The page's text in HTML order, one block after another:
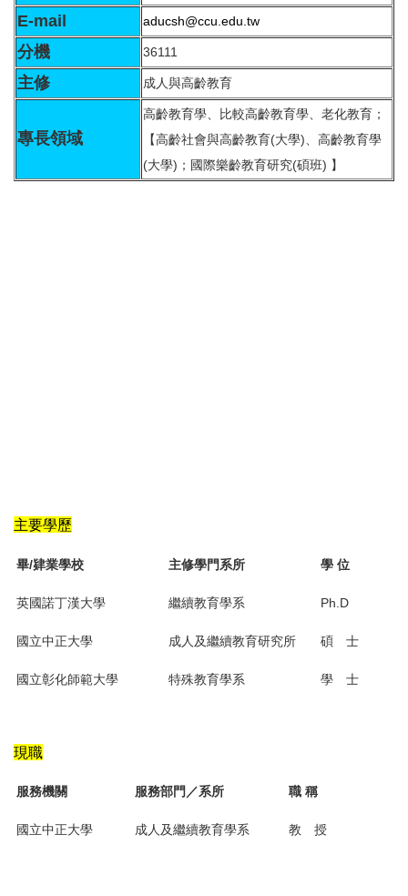
E-mail aducsh@ccu.edu.tw
分機 36111
主修 成人與高齡教育
專長領域
高齡教育學、比較高齡教育學、老化教育；
【高齡社會與高齡教育(大學)、高齡教育學
(大學)；國際樂齡教育研究(碩班) 】
主要學歷
畢/肄業學校 主修學門系所 學 位
英國諾丁漢大學 繼續教育學系 Ph.D
國立中正大學 成人及繼續教育研究所 碩 士
國立彰化師範大學 特殊教育學系 學 士
現職
服務機關 服務部門／系所 職 稱
國立中正大學 成人及繼續教育學系 教 授